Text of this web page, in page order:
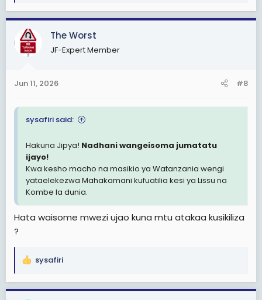
a
c
t
i
s
The Worst
JF-Expert Member
Jun 11, 2026 #8
sysafiri said:
Hakuna Jipya! Nadhani wangeisoma jumatatu
ijayo!
Kwa kesho macho na masikio ya Watanzania wengi
yataelekezwa Mahakamani kufuatilia kesi ya Lissu na
Kombe la dunia.
Hata waisome mwezi ujao kuna mtu atakaa kusikiliza
?
R
a
sysafiri